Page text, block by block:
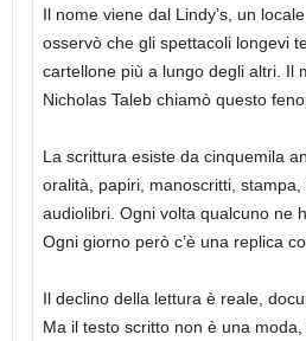
Il nome viene dal Lindy’s, un
osservò che gli spettacoli longevi
cartellone più a lungo degli altri. Il
Nicholas Taleb chiamò questo
La scrittura esiste da cinquemila
oralità, papiri, manoscritti, stampa,
audiolibri. Ogni volta qualcuno ne
Ogni giorno però c’è una replica
Il declino della lettura è reale,
Ma il testo scritto non è una moda,